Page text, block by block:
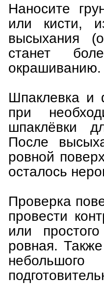
Наносите
или кисти,
высыхания
станет
окрашиванию.
Шпаклевка и
при
шпаклёвки
После
ровной
осталось
Проверка
провести
или
ровная.